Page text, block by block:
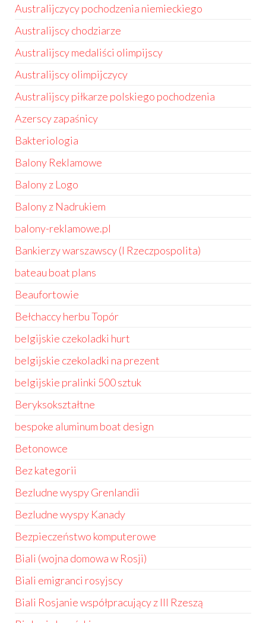
Australijczycy pochodzenia niemieckiego
Australijscy chodziarze
Australijscy medaliści olimpijscy
Australijscy olimpijczycy
Australijscy piłkarze polskiego pochodzenia
Azerscy zapaśnicy
Bakteriologia
Balony Reklamowe
Balony z Logo
Balony z Nadrukiem
balony-reklamowe.pl
Bankierzy warszawscy (I Rzeczpospolita)
bateau boat plans
Beaufortowie
Bełchaccy herbu Topór
belgijskie czekoladki hurt
belgijskie czekoladki na prezent
belgijskie pralinki 500 sztuk
Beryksokształtne
bespoke aluminum boat design
Betonowce
Bez kategorii
Bezludne wyspy Grenlandii
Bezludne wyspy Kanady
Bezpieczeństwo komputerowe
Biali (wojna domowa w Rosji)
Biali emigranci rosyjscy
Biali Rosjanie współpracujący z III Rzeszą